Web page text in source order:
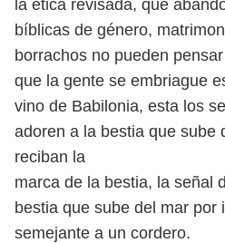
la ética revisada, que
bíblicas de género,
borrachos no pueden
que la gente se embriague
vino de Babilonia, esta los
adoren a la bestia que sube
reciban la
marca de la bestia, la señal
bestia que sube del mar por
semejante a un cordero.